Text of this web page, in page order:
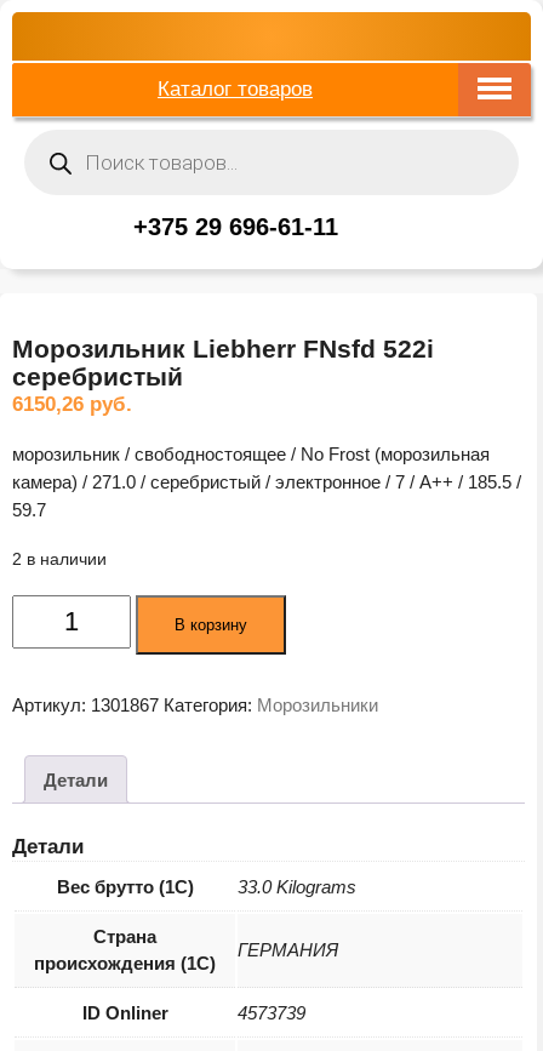
Каталог товаров
товаров
+375 29 696-61-11
Морозильник Liebherr FNsfd 522i
серебристый
6150,26 руб.
морозильник / свободностоящее / No Frost (морозильная
камера) / 271.0 / серебристый / электронное / 7 / A++ / 185.5 /
59.7
2 в наличии
Количество
товара
FNsfd
серебристый
В корзину
Артикул: 1301867 Категория: Морозильники
Детали
Детали
Вес брутто (1С) 33.0 Kilograms
Страна
происхождения (1С)
ГЕРМАНИЯ
ID Onliner 4573739